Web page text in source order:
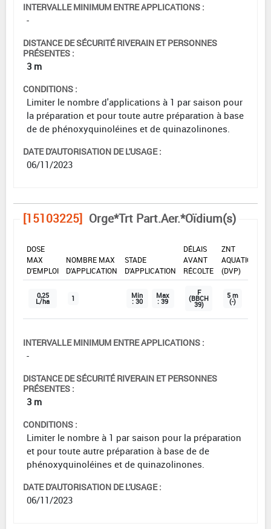
INTERVALLE MINIMUM ENTRE APPLICATIONS :
-
DISTANCE DE SÉCURITÉ RIVERAIN ET PERSONNES
PRÉSENTES :
3 m
CONDITIONS :
Limiter le nombre d'applications à 1 par saison pour
la préparation et pour toute autre préparation à base
de de phénoxyquinoléines et de quinazolinones.
DATE D'AUTORISATION DE L'USAGE :
06/11/2023
[15103225] Orge*Trt Part.Aer.*Oïdium(s)
DOSE
MAX
D'EMPLOI
NOMBRE MAX
D'APPLICATION
STADE
D'APPLICATION
DÉLAIS
AVANT
RÉCOLTE
ZNT
AQUATIQUE
(DVP)
0,25
L/ha 1 Min
: 30
Max
: 39
F
(BBCH
39)
5 m
(-)
INTERVALLE MINIMUM ENTRE APPLICATIONS :
-
DISTANCE DE SÉCURITÉ RIVERAIN ET PERSONNES
PRÉSENTES :
3 m
CONDITIONS :
Limiter le nombre à 1 par saison pour la préparation
et pour toute autre préparation à base de de
phénoxyquinoléines et de quinazolinones.
DATE D'AUTORISATION DE L'USAGE :
06/11/2023